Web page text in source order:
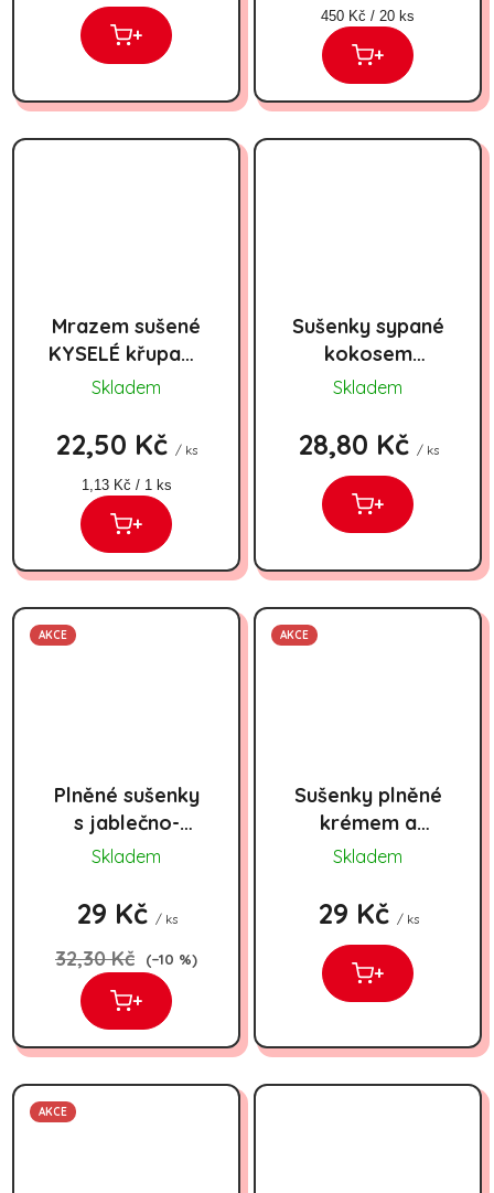
+
Měrná cena:
450 Kč / 20 ks
+
Mrazem sušené
KYSELÉ křupavé
bonbóny JOX
Skladem
22,50 Kč / ks
Měrná cena:
1,13 Kč / 1 ks
+
Sušenky sypané
kokosem
ALOHA Alusie
Skladem
28,80 Kč / ks
+
AKCE
Plněné sušenky
s jablečno-
meruňkovou
krémové 170g
Skladem
29 Kč / ks
32,30 Kč (–10 %)
+
AKCE
Sušenky plněné
krémem a
třešňovou
235g
Skladem
29 Kč / ks
+
AKCE